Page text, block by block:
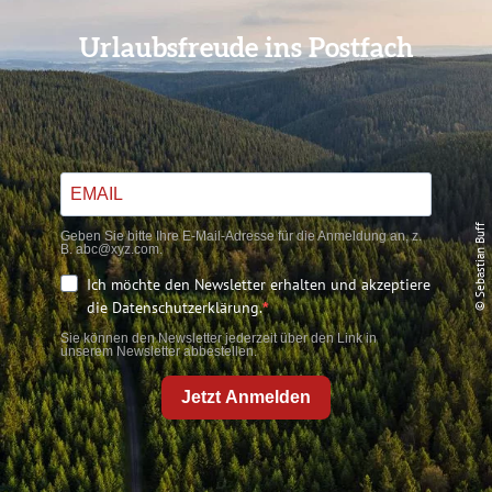
© Sebastian Buff
Urlaubsfreude ins Postfach
Geben Sie bitte Ihre E-Mail-Adresse für die Anmeldung an, z.
B. abc@xyz.com.
Ich möchte den Newsletter erhalten und akzeptiere
die Datenschutzerklärung.
Sie können den Newsletter jederzeit über den Link in
unserem Newsletter abbestellen.
Jetzt Anmelden